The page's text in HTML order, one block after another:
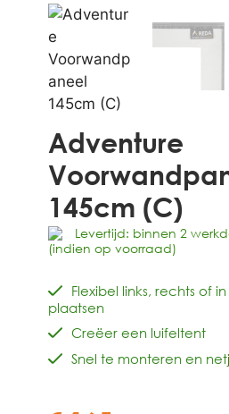
Adventure
145cm (C)
Levertijd: binnen 2
(indien op voorraad)
Flexibel links, rechts of
plaatsen
Creëer een luifeltent
Snel te monteren en